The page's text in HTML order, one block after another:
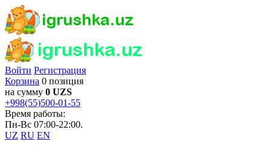
Войти Регистрация
Корзина 0 позиция
на сумму 0 UZS
+998(55)500-01-55
Время работы:
Пн-Вс 07:00-22:00.
UZ RU EN